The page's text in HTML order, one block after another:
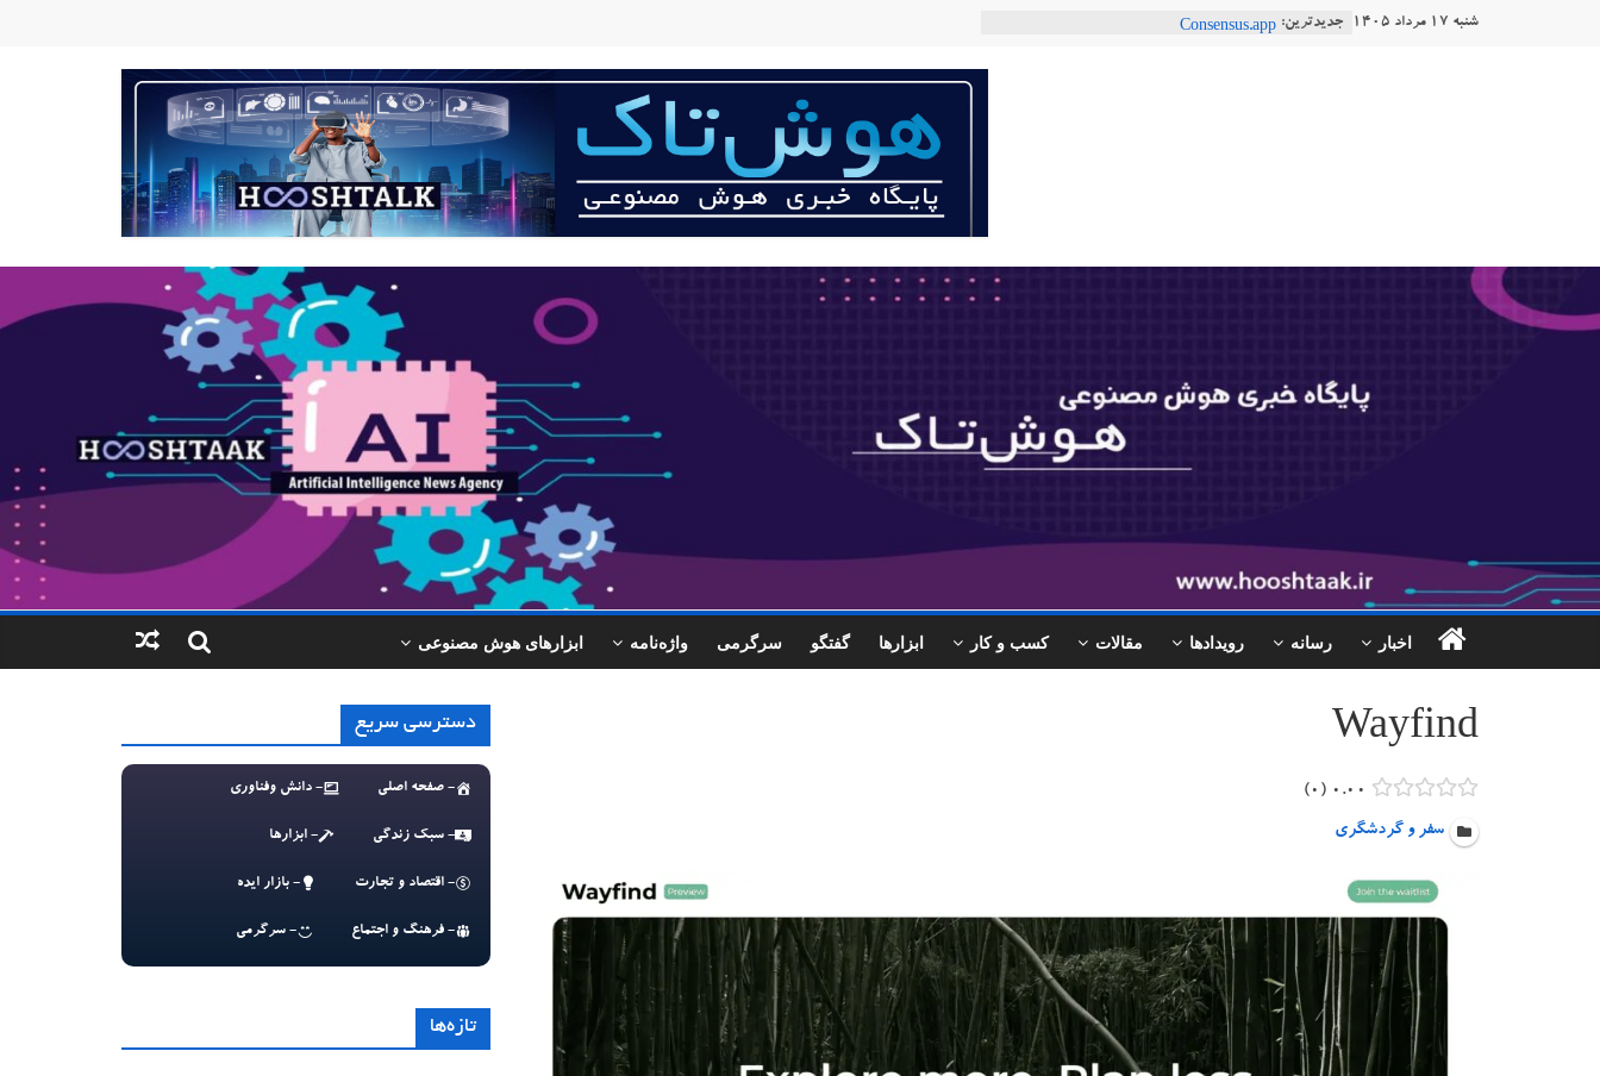
شنبه ۱۷ مرداد ۱۴۰۵ جدیدترین: ربات T‑800
خبری
مصنوعی
اخبار رسانه رویدادها مقالات کسب و کار ابزارها گفتگو سرگرمی واژه‌نامه ابزارهای هوش مصنوعی
Wayfind
۰.۰۰ ۰
سفر و گردشگری
دسترسی سریع
- صفحه اصلی - دانش وفناوری
- سبک زندگی - ابزارها
- اقتصاد و تجارت - بازار ایده
- فرهنگ و اجتماع - سرگرمی
تازه‌ها